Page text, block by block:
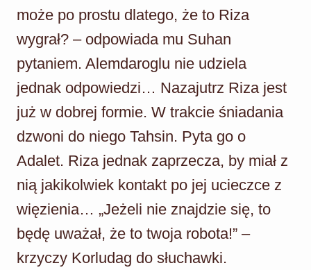
może po prostu dlatego, że to Riza
wygrał? – odpowiada mu Suhan
pytaniem. Alemdaroglu nie udziela
jednak odpowiedzi… Nazajutrz Riza jest
już w dobrej formie. W trakcie śniadania
dzwoni do niego Tahsin. Pyta go o
Adalet. Riza jednak zaprzecza, by miał z
nią jakikolwiek kontakt po jej ucieczce z
więzienia… „Jeżeli nie znajdzie się, to
będę uważał, że to twoja robota!” –
krzyczy Korludag do słuchawki.